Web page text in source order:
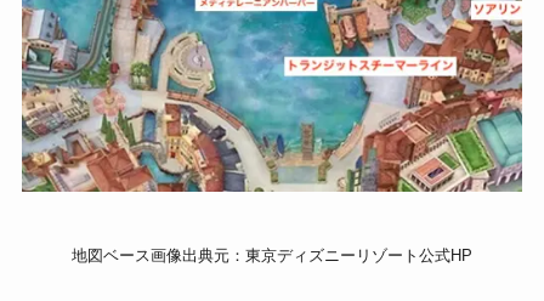
地図ベース画像出典元：東京ディズニーリゾート公式HP